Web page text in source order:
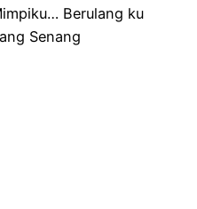
Berulang ku
Senang